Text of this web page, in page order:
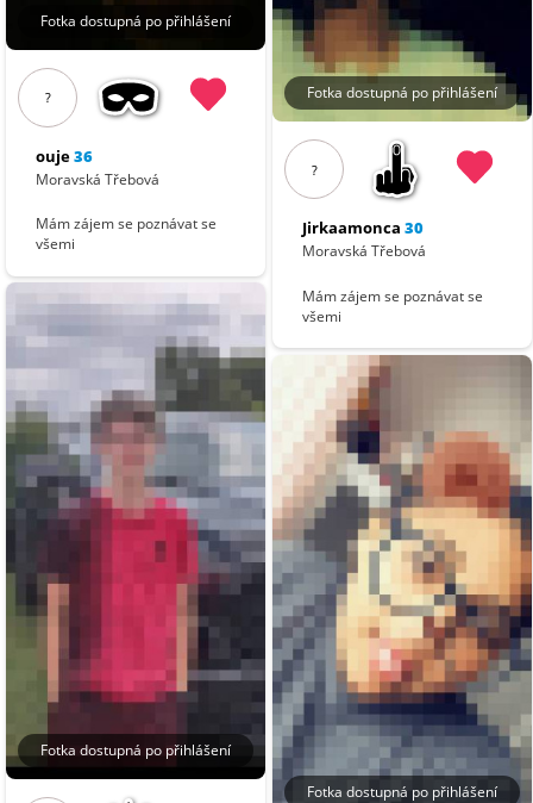
Fotka dostupná po přihlášení
?
ouje36
Moravská Třebová
Mám zájem se poznávat se
všemi
Fotka dostupná po přihlášení
Fotka dostupná po přihlášení
?
Jirkaamonca 30
Moravská Třebová
Mám zájem se poznávat se
všemi
Fotka dostupná po přihlášení